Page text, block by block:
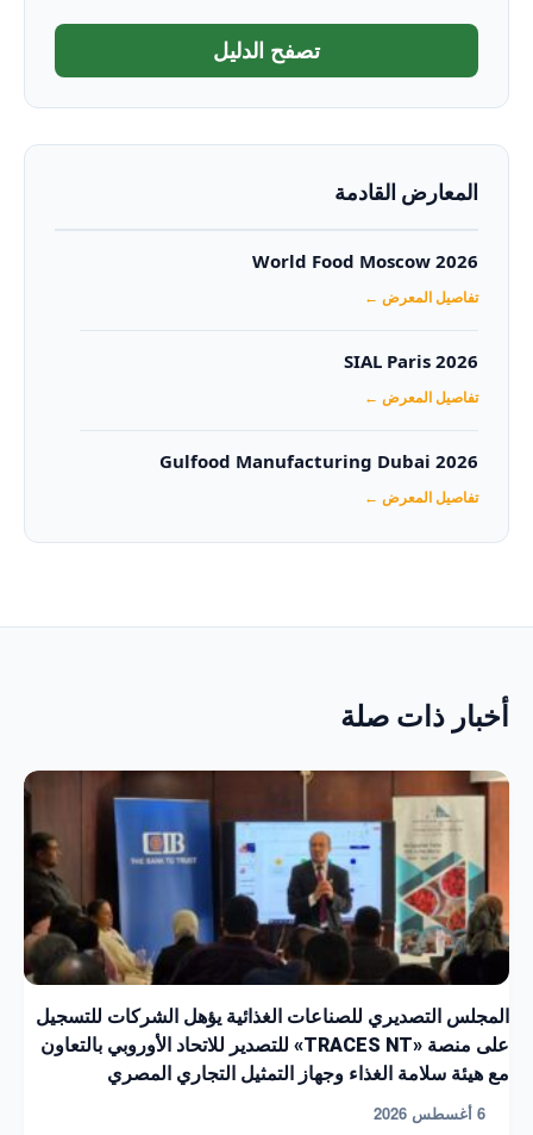
تصفح الدليل
المعارض القادمة
World Food Moscow 2026
تفاصيل المعرض ←
SIAL Paris 2026
تفاصيل المعرض ←
Gulfood Manufacturing Dubai 2026‏
تفاصيل المعرض ←
أخبار ذات صلة
المجلس التصديري للصناعات الغذائية يؤهل الشركات للتسجيل
على منصة «TRACES NT» للتصدير للاتحاد الأوروبي بالتعاون
مع هيئة سلامة الغذاء وجهاز التمثيل التجاري المصري
6 أغسطس 2026